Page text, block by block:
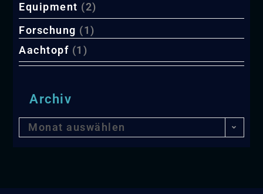
Equipment (2)
Forschung (1)
Aachtopf (1)
Archiv
Monat auswählen